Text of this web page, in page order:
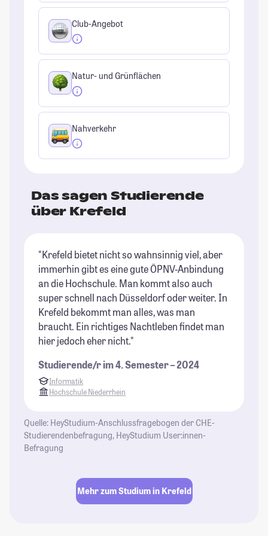
Club-Angebot
Natur- und Grünflächen
Nahverkehr
Das sagen Studierende
über Krefeld
"Krefeld bietet nicht so wahnsinnig viel, aber
immerhin gibt es eine gute ÖPNV-Anbindung
an die Hochschule. Man kommt also auch
super schnell nach Düsseldorf oder weiter. In
Krefeld bekommt man alles, was man
braucht. Ein richtiges Nachtleben findet man
hier jedoch eher nicht."
Studierende/r im 4. Semester – 2024
Informatik
Hochschule Niederrhein
Quelle: HeyStudium-Anschlussfragebogen der CHE-
Studierendenbefragung, HeyStudium User:innen-
Befragung
Mehr zum Studium in Krefeld